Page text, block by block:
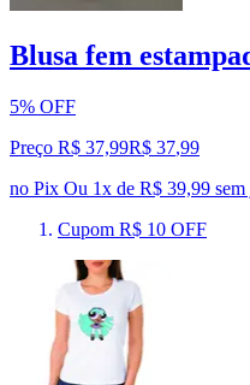
Blusa fem
5% OFF
Preço R$ 37,99R$ 37,99
no Pix Ou 1x de R$ 39,99 sem
Cupom R$ 10 OFF